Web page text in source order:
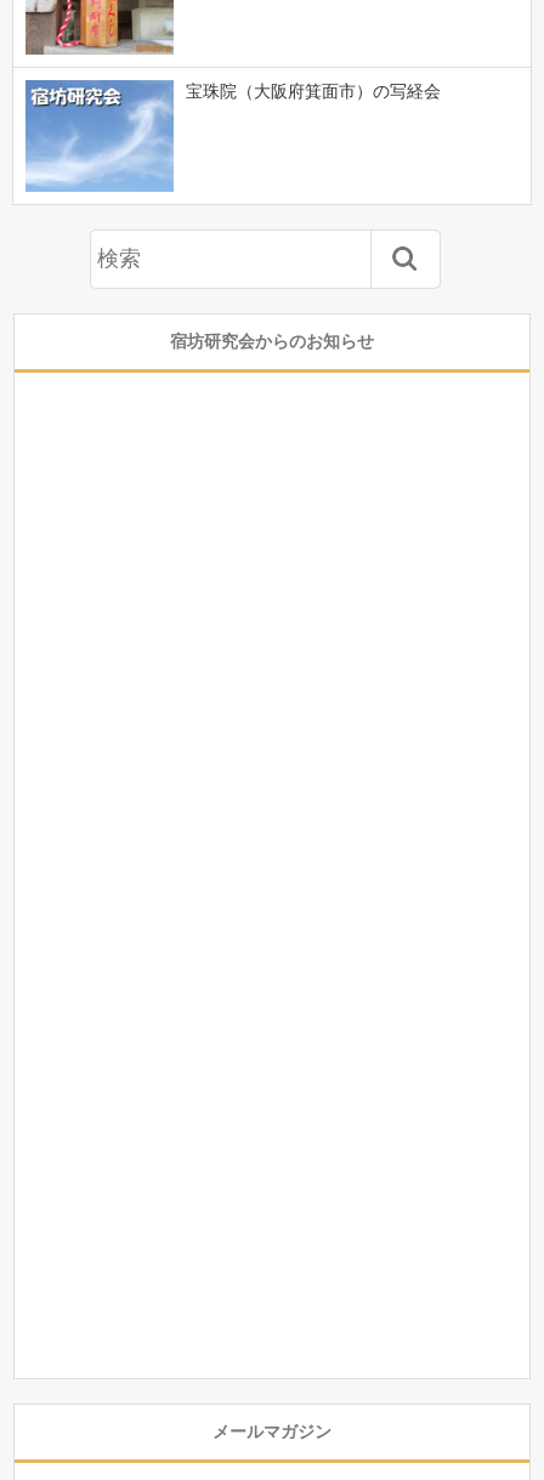
宝珠院（大阪府箕面市）の写経会
宿坊研究会からのお知らせ
メールマガジン